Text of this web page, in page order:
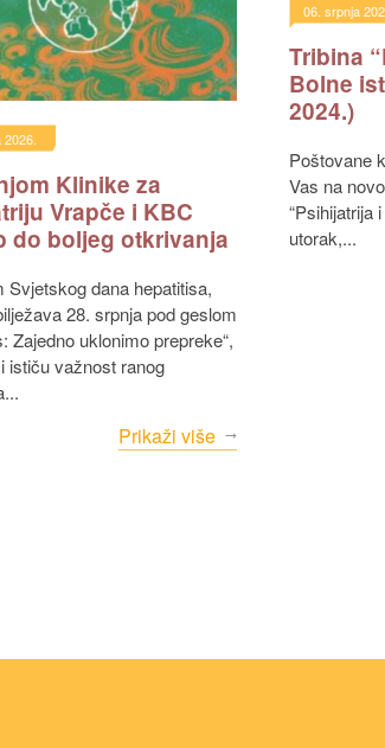
2026.
Klinike za
Vrapče i KBC
do boljeg otkrivanja
28. srpnja pod geslom
Zajedno uklonimo prepreke“,
ističu važnost ranog
Prikaži više
06. srpnja
Tribina
Bolne
2024.)
Poštovane kolegice i kolege, pozivamo
Vas na
“Psihijatrija
utorak,...